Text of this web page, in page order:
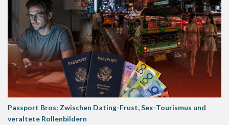
Passport Bros: Zwischen Dating-Frust, Sex-Tourismus und
veraltete Rollenbildern